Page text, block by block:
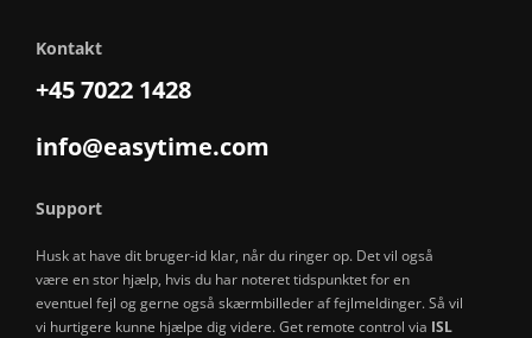
Kontakt
+45 7022 1428
info@easytime.com
Support
Husk at have dit bruger-id klar, når du ringer op. Det vil også
være en stor hjælp, hvis du har noteret tidspunktet for en
eventuel fejl og gerne også skærmbilleder af fejlmeldinger. Så vil
vi hurtigere kunne hjælpe dig videre. Get remote control via ISL